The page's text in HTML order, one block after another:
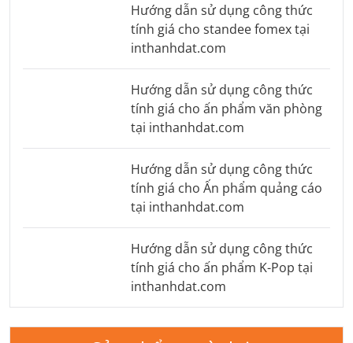
Hướng dẫn sử dụng công thức
tính giá cho standee fomex tại
inthanhdat.com
Hướng dẫn sử dụng công thức
tính giá cho ấn phẩm văn phòng
tại inthanhdat.com
Hướng dẫn sử dụng công thức
tính giá cho Ấn phẩm quảng cáo
tại inthanhdat.com
Hướng dẫn sử dụng công thức
tính giá cho ấn phẩm K-Pop tại
inthanhdat.com